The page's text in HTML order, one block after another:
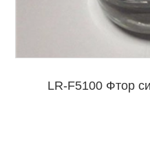
LR-F5100 Фтор